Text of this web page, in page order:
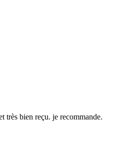
très bien reçu. je recommande.